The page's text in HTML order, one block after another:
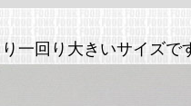
一回り大きいサイズで